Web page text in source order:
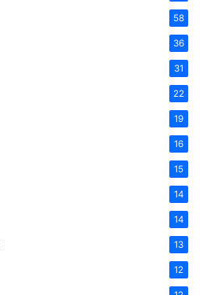
58
36
31
22
19
16
15
14
14
13
12